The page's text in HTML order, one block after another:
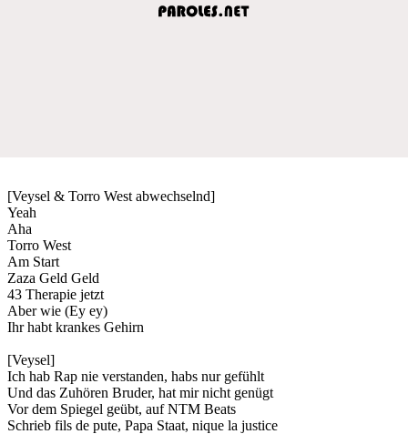
[Veysel & Torro West abwechselnd]
Yeah
Aha
Torro West
Am Start
Zaza Geld Geld
43 Therapie jetzt
Aber wie (Ey ey)
Ihr habt krankes Gehirn
[Veysel]
Ich hab Rap nie verstanden, habs nur gefühlt
Und das Zuhören Bruder, hat mir nicht genügt
Vor dem Spiegel geübt, auf NTM Beats
Schrieb fils de pute, Papa Staat, nique la justice